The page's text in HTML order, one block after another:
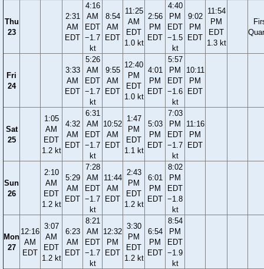
Thu
23
2:31
AM
EDT
4:16
AM
EDT
−1.7
kt
8:54
AM
EDT
11:25
AM
EDT
1.0 kt
2:56
PM
EDT
4:40
PM
EDT
−1.5
kt
9:02
PM
EDT
11:54
PM
EDT
1.3 kt
Fri
24
3:33
AM
EDT
5:26
AM
EDT
−1.7
kt
9:55
AM
EDT
12:40
PM
EDT
1.0 kt
4:01
PM
EDT
5:57
PM
EDT
−1.6
kt
10:11
PM
EDT
Sat
25
1:05
AM
EDT
1.2 kt
4:32
AM
EDT
6:31
AM
EDT
−1.7
kt
10:52
AM
EDT
1:47
PM
EDT
1.1 kt
5:03
PM
EDT
7:03
PM
EDT
−1.7
kt
11:16
PM
EDT
Sun
26
2:10
AM
EDT
1.2 kt
5:29
AM
EDT
7:28
AM
EDT
−1.7
kt
11:44
AM
EDT
2:43
PM
EDT
1.2 kt
6:01
PM
EDT
8:02
PM
EDT
−1.8
kt
Mon
27
12:16
AM
EDT
3:07
AM
EDT
1.2 kt
6:23
AM
EDT
8:21
AM
EDT
−1.7
kt
12:32
PM
EDT
3:30
PM
EDT
1.2 kt
6:54
PM
EDT
8:54
PM
EDT
−1.9
kt